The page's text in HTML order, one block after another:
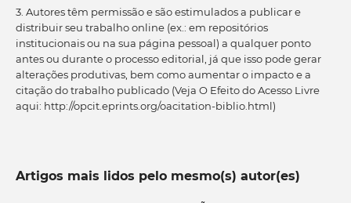
3. Autores têm permissão e são estimulados a publicar e
distribuir seu trabalho online (ex.: em repositórios
institucionais ou na sua página pessoal) a qualquer ponto
antes ou durante o processo editorial, já que isso pode gerar
alterações produtivas, bem como aumentar o impacto e a
citação do trabalho publicado (Veja O Efeito do Acesso Livre
aqui: http://opcit.eprints.org/oacitation-biblio.html)
Artigos mais lidos pelo mesmo(s) autor(es)